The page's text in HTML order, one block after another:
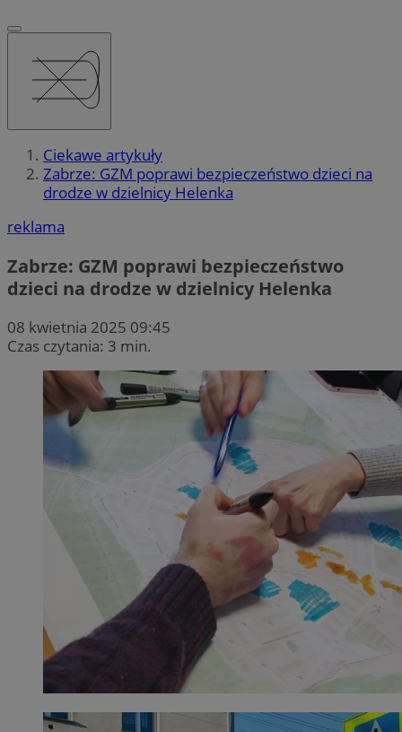
Ciekawe artykuły
Zabrze: GZM poprawi bezpieczeństwo dzieci na
drodze w dzielnicy Helenka
reklama
Zabrze: GZM poprawi bezpieczeństwo
dzieci na drodze w dzielnicy Helenka
08 kwietnia 2025 09:45
Czas czytania: 3 min.